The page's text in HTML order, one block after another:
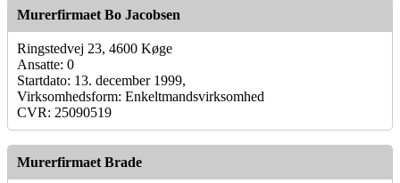
Murerfirmaet Bo Jacobsen
Ringstedvej 23, 4600 Køge
Ansatte: 0
Startdato: 13. december 1999,
Virksomhedsform: Enkeltmandsvirksomhed
CVR: 25090519
Murerfirmaet Brade